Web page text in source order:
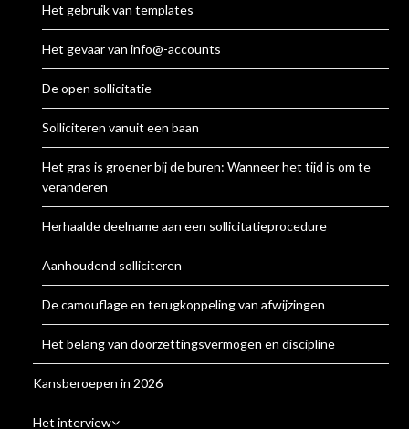
Het gebruik van templates
Het gevaar van info@-accounts
De open sollicitatie
Solliciteren vanuit een baan
Het gras is groener bij de buren: Wanneer het tijd is om te
veranderen
Herhaalde deelname aan een sollicitatieprocedure
Aanhoudend solliciteren
De camouflage en terugkoppeling van afwijzingen
Het belang van doorzettingsvermogen en discipline
Kansberoepen in 2026
Het interview